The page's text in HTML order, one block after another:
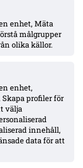
enhet, Mäta
målgrupper
olika källor.
enhet,
profiler för
välja
innehåll,
data för att
sänkt belastning;
boll
Theodor Lundbergh –
Malte Frejd
aktuell
säsongen ut med